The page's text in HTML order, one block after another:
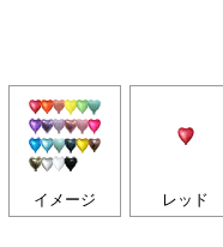
イメージ レッド